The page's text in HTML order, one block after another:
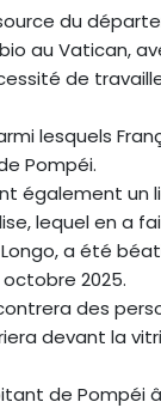
du
au Vatican,
de
lesquels
Pompéi.
également un
lequel en a
a été
2025.
des
devant la
de Pompéi